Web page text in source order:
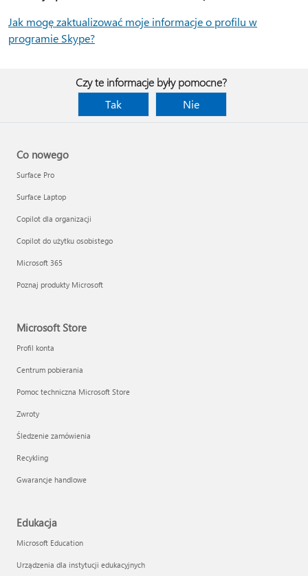
Jak mogę zaktualizować moje informacje o profilu w
programie Skype?
Czy te informacje były pomocne?
Tak
Nie
Co nowego
Surface Pro
Surface Laptop
Copilot dla organizacji
Copilot do użytku osobistego
Microsoft 365
Poznaj produkty Microsoft
Microsoft Store
Profil konta
Centrum pobierania
Pomoc techniczna Microsoft Store
Zwroty
Śledzenie zamówienia
Recykling
Gwarancje handlowe
Edukacja
Microsoft Education
Urządzenia dla instytucji edukacyjnych